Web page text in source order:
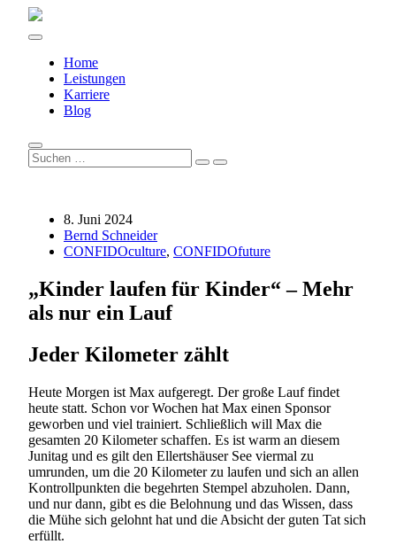
Home
Leistungen
Karriere
Blog
8. Juni 2024
Bernd Schneider
CONFIDOculture, CONFIDOfuture
„Kinder laufen für Kinder“ – Mehr
als nur ein Lauf
Jeder Kilometer zählt
Heute Morgen ist Max aufgeregt. Der große Lauf findet
heute statt. Schon vor Wochen hat Max einen Sponsor
geworben und viel trainiert. Schließlich will Max die
gesamten 20 Kilometer schaffen. Es ist warm an diesem
Junitag und es gilt den Ellertshäuser See viermal zu
umrunden, um die 20 Kilometer zu laufen und sich an allen
Kontrollpunkten die begehrten Stempel abzuholen. Dann,
und nur dann, gibt es die Belohnung und das Wissen, dass
die Mühe sich gelohnt hat und die Absicht der guten Tat sich
erfüllt.